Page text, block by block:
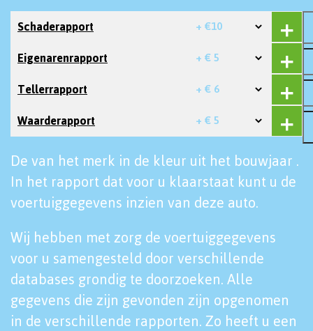
Schaderapport + €10
Eigenarenrapport + € 5
Tellerrapport + € 6
Waarderapport + € 5
De van het merk in de kleur uit het bouwjaar .
In het rapport dat voor u klaarstaat kunt u de
voertuiggegevens inzien van deze auto.
Wij hebben met zorg de voertuiggegevens
voor u samengesteld door verschillende
databases grondig te doorzoeken. Alle
gegevens die zijn gevonden zijn opgenomen
in de verschillende rapporten. Zo heeft u een